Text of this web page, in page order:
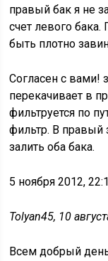
правый бак я не
счет левого
быть плотно
Согласен с вами!
перекачивает в
фильтруется по
фильтр. В правый
залить оба бака.
5 ноября 2012,
Tolyan45, 10
Всем добрый